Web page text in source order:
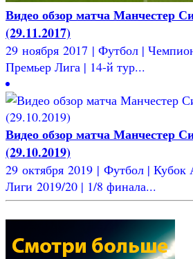
Видео обзор матча Манчестер
(29.11.2017)
29 ноября 2017 | Футбол |
Премьер Лига | 14-й тур...
Видео обзор матча Манчестер
(29.10.2019)
29 октября 2019 | Футбол | Кубок
Лиги 2019/20 | 1/8 финала...